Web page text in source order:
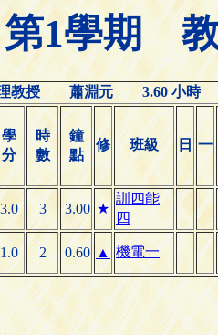
第1學期
教授 蕭淵元 3.60 小時
學
分
時
數
鐘
點
修 班級 日 一
3.0 3 3.00 ★
訓四能
四
1.0 2 0.60 ▲ 機電一